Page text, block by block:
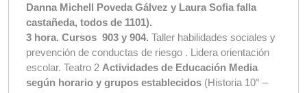
Danna Michell Poveda Gálvez y Laura Sofia falla
castañeda, todos de 1101).
3 hora. Cursos 903 y 904. Taller habilidades sociales y
prevención de conductas de riesgo . Lidera orientación
escolar. Teatro 2 Actividades de Educación Media
según horario y grupos establecidos (Historia 10° –